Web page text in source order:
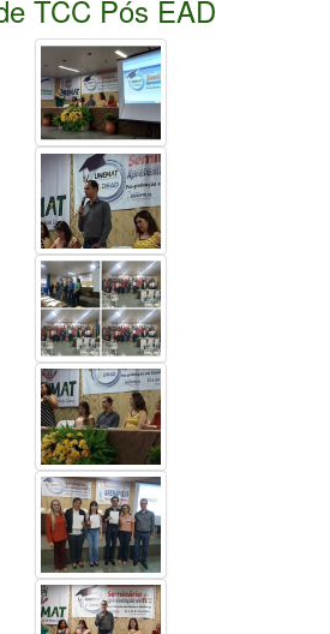
TCC Pós EAD